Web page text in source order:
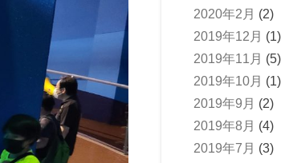
2020年2月 (2)
2019年12月 (1)
2019年11月 (5)
2019年10月 (1)
2019年9月 (2)
2019年8月 (4)
2019年7月 (3)